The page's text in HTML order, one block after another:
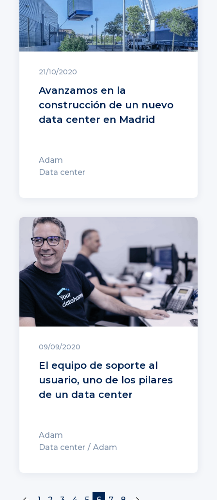
21/10/2020
Avanzamos en la
construcción de un nuevo
data center en Madrid
Adam
Data center
09/09/2020
El equipo de soporte al
usuario, uno de los pilares
de un data center
Adam
Data center
Adam